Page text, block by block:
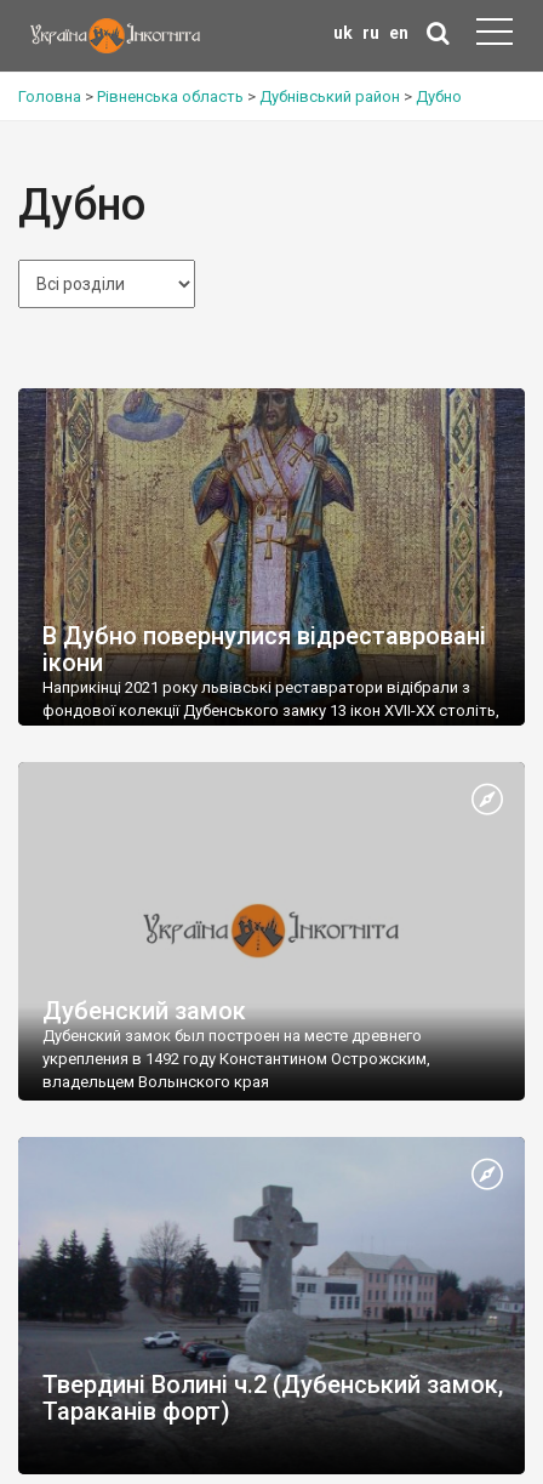
uk ru en
Головна > Рівненська область > Дубнівський район > Дубно
Дубно
В Дубно повернулися відреставровані
ікони
Наприкінці 2021 року львівські реставратори відібрали з
фондової колекції Дубенського замку 13 ікон ХVІІ-ХХ століть,
Днями у фондову колекцію після реставрації повернуті ікони:
«Знамення Пресвятої Богородиці» (ХVІІ ст., дерево, левкас,
Дубенский замок
Дубенский замок был построен на месте древнего
укрепления в 1492 году Константином Острожским,
владельцем Волынского края
Твердині Волині ч.2 (Дубенський замок,
Тараканів форт)